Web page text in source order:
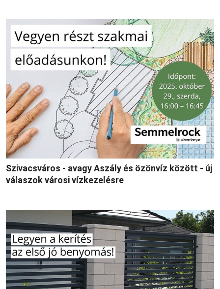
Szivacsváros - avagy Aszály és özönvíz között - új
válaszok városi vízkezelésre